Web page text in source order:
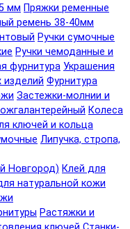
мм Пряжки ременные
ремень 38-40мм
Ручки сумочные
Ручки чемоданные и
фурнитура Украшения
изделий Фурнитура
Застежки-молнии и
Колеса
ключей и кольца
Липучка, стропа,
Новгород) Клей для
натуральной кожи
Растяжки и